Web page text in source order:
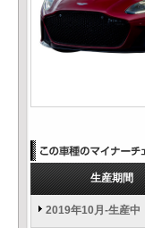
生産期間
2019年10月-生産中